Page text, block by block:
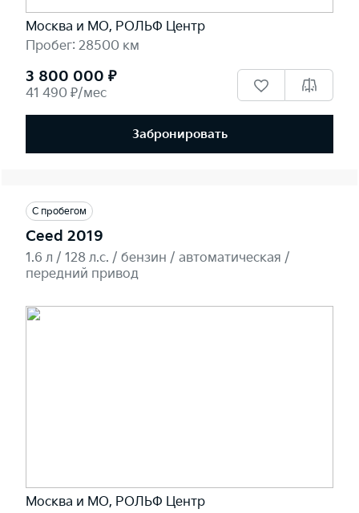
Москва и МО, РОЛЬФ Центр
Пробег: 28500 км
3 800 000 ₽
41 490 ₽/мес
Забронировать
С пробегом
Ceed 2019
1.6 л / 128 л.c. / бензин / автоматическая /
передний привод
Москва и МО, РОЛЬФ Центр